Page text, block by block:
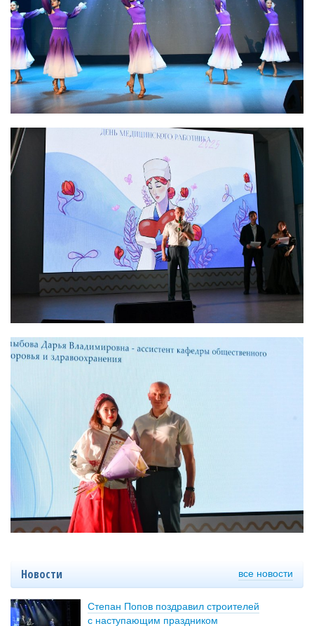
Новости все новости
Степан Попов поздравил строителей
с наступающим праздником